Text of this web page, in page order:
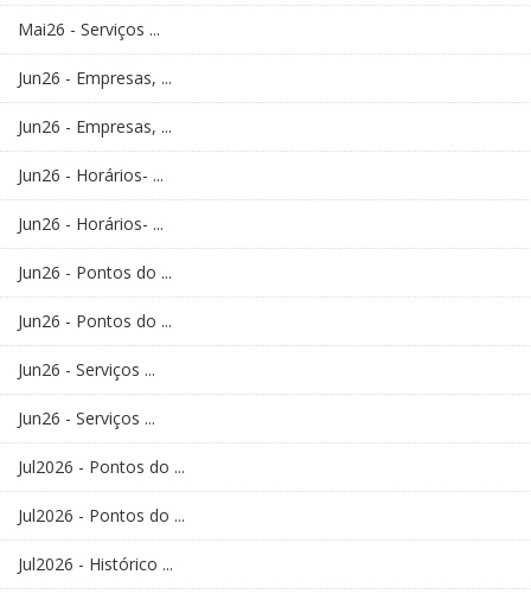
Mai26 - Serviços ...
Jun26 - Empresas, ...
Jun26 - Empresas, ...
Jun26 - Horários- ...
Jun26 - Horários- ...
Jun26 - Pontos do ...
Jun26 - Pontos do ...
Jun26 - Serviços ...
Jun26 - Serviços ...
Jul2026 - Pontos do ...
Jul2026 - Pontos do ...
Jul2026 - Histórico ...